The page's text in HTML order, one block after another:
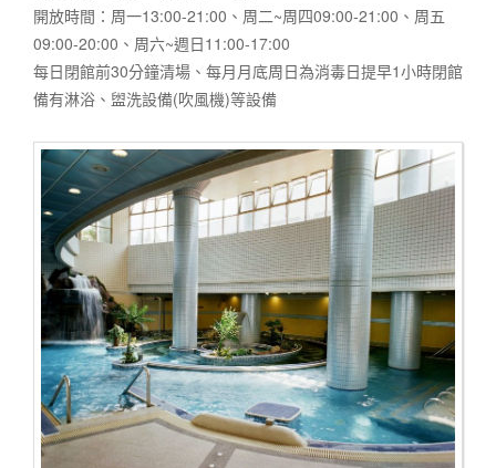
開放時間：周一13:00-21:00、周二~周四09:00-21:00、周五
09:00-20:00、周六~週日11:00-17:00
每日閉館前30分鐘清場、每月月底周日為消毒日提早1小時閉館
備有淋浴、盥洗設備(吹風機)等設備